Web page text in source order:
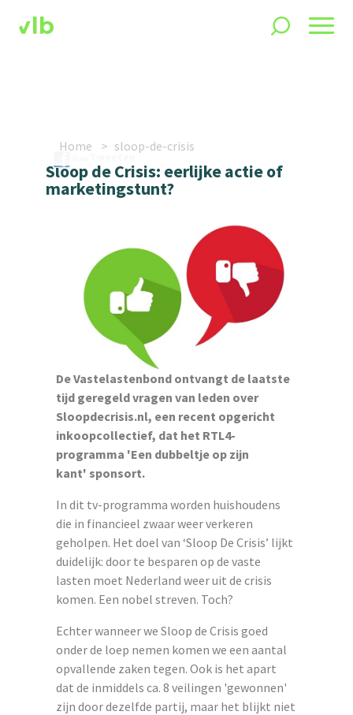
Home sloop-de-crisis
Sloop de Crisis: eerlijke actie of
marketingstunt?
De Vastelastenbond ontvangt de laatste
tijd geregeld vragen van leden over
Sloopdecrisis.nl, een recent opgericht
inkoopcollectief, dat het RTL4-
programma 'Een dubbeltje op zijn
kant' sponsort.
In dit tv-programma worden huishoudens
die in financieel zwaar weer verkeren
geholpen. Het doel van ‘Sloop De Crisis’ lijkt
duidelijk: door te besparen op de vaste
lasten moet Nederland weer uit de crisis
komen. Een nobel streven. Toch?
Echter wanneer we Sloop de Crisis goed
onder de loep nemen komen we een aantal
opvallende zaken tegen. Ook is het apart
dat de inmiddels ca. 8 veilingen 'gewonnen'
zijn door dezelfde partij, maar het blijkt niet